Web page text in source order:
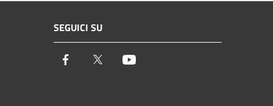
SEGUICI SU
Facebook Twitter